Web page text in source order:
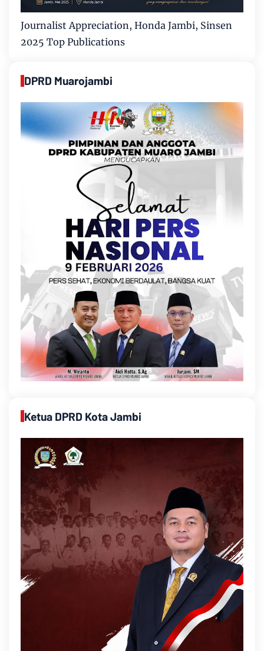
Journalist Appreciation, Honda Jambi, Sinsen
2025 Top Publications
DPRD Muarojambi
Ketua DPRD Kota Jambi